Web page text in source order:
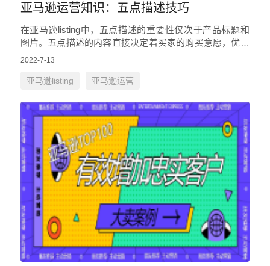
亚马逊运营知识：五点描述技巧
在亚马逊listing中，五点描述的重要性仅次于产品标题和
图片。五点描述的内容直接决定着买家的购买意愿，优质
的五点描述会让消费者对产品产生兴趣，订单转化率将会
2022-7-13
亚马逊listing 亚马逊运营